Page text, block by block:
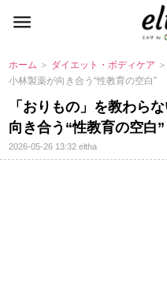
ホーム ＞ ダイエット・ボディケア
小林製薬が向き合う“性教育の空白
「おりもの」を教わら
向き合う“性教育の空
2026-05-26 13:32eltha